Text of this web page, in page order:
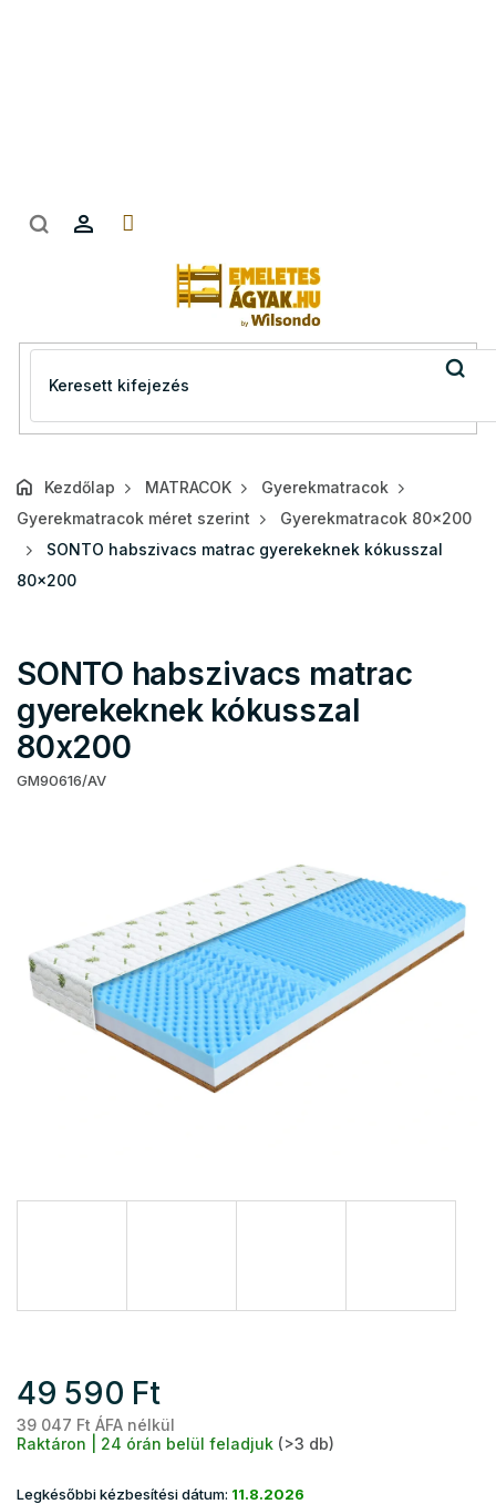
Kezdőlap MATRACOK
Gyerekmatracok
Gyerekmatracok méret szerint
Gyerekmatracok 80x200
SONTO habszivacs matrac gyerekeknek kókusszal
80x200
SONTO habszivacs matrac
gyerekeknek kókusszal
80x200
GM90616/AV
49 590 Ft
39 047 Ft ÁFA nélkül
Raktáron | 24 órán belül feladjuk (>3 db)
Legkésőbbi kézbesítési dátum: 11.8.2026